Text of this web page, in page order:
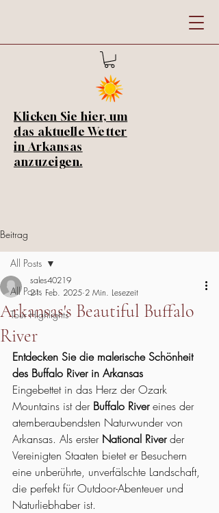
Klicken Sie hier, um
das aktuelle Wetter
in Arkansas
anzuzeigen.
Beitrag
All Posts
Tour Highlights
All Posts
Arkansas's Beautiful Buffalo
River
sales40219
21. Feb. 2025 2 Min. Lesezeit
Entdecken Sie die malerische Schönheit
des Buffalo River in Arkansas
Eingebettet in das Herz der Ozark
Mountains ist der Buffalo River eines der
atemberaubendsten Naturwunder von
Arkansas. Als erster National River der
Vereinigten Staaten bietet er Besuchern
eine unberührte, unverfälschte Landschaft,
die perfekt für Outdoor-Abenteuer und
Naturliebhaber ist.